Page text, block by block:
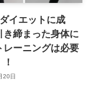
イエットに成
き締まった身体に
レーニングは必要
20日